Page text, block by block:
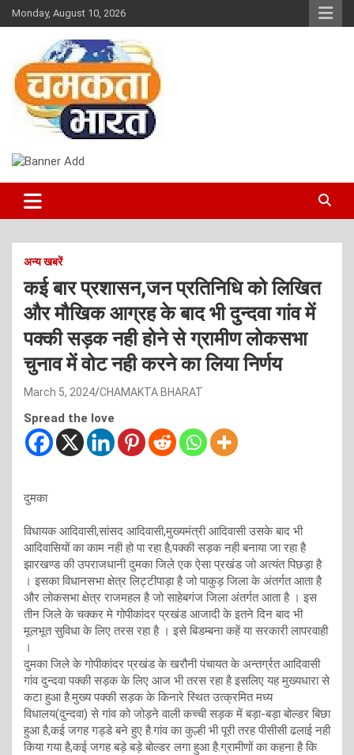
Skip
to
Monday, August 10, 2026
CHAMAKTA BHARAT
अन्य खबरें
कई बार प्रशासन,जन प्रतिनिधि को लिखित
और मौखिक आग्रह के बाद भी दुन्दवा गांव में
पक्की सड़क नही होने से ग्रामीण लोकसभा
चुनाव में वोट नही करने का लिया निर्णय
March 5, 2024 CHAMAKTA BHARAT
Spread the love
दुमका
विधायक आदिवासी,सांसद आदिवासी,मुख्यमंत्री आदिवासी उसके बाद भी
आदिवासियों का काम नही हो पा रहा है,पक्की सड़क नही बनाया जा रहा है
झारखण्ड की उपराजधानी दुमका जिले एक ऐसा प्रखंड जो अत्यंत पिछड़ा है
। इसका विधानसभा क्षेत्र लिट्टीपाड़ा है जो पाकुड़ जिला के अंतर्गत आता है
और लोकसभा क्षेत्र राजमहल है जो साहेबगंज जिला अंतर्गत आता है । इस
तीन जिले के चक्कर मे गोपीकांदर प्रखंड आजादी के इतने दिन बाद भी
मूलभूत सुविधा के लिए तरस रहा है । इसे बिडम्बना कहें या सरकारी लापरवाही
।
दुमका जिले के गोपीकांदर प्रखंड के खरौनी पंचायत के अन्तर्ग्रत आदिवासी
गांव दुन्दवा पक्की सड़क के लिए आज भी तरस रहा है इसलिए यह मुख्यधारा से
कटा हुआ है.मुख्य पक्की सड़क के किनारे स्थित उत्क्रमित मध्य
विधालय(दुन्दवा) से गांव को जोड़ने वाली कच्ची सड़क में बड़ा-बड़ा बोल्डर बिछा
हुआ है,कई जगह गड्डे बने हुए है.गांव का कुल्ही भी पूरी तरह पीसीसी ढलाई नही
किया गया है,कई जगह बड़े बड़े बोल्डर लगा हुआ है.ग्रामीणों का कहना है कि